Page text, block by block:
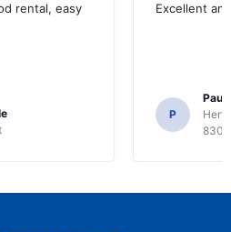
rental, easy
Excellent
P
Paul
8300